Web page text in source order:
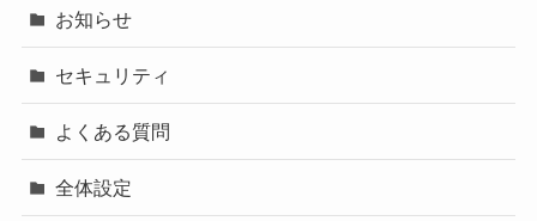
お知らせ
セキュリティ
よくある質問
全体設定